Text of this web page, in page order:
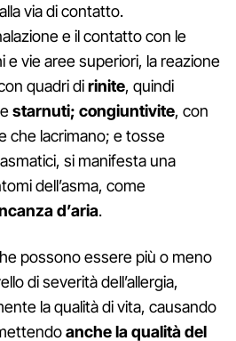
via di contatto.
e il contatto con le
e vie aree superiori, la reazione
quadri dirinite, quindi
estarnuti; congiuntivite, con
che lacrimano; e tosse
si manifesta una
dell’asma, come
d’aria.
possono essere più o meno
di severità dell’allergia,
la qualità di vita, causando
anche la qualità del